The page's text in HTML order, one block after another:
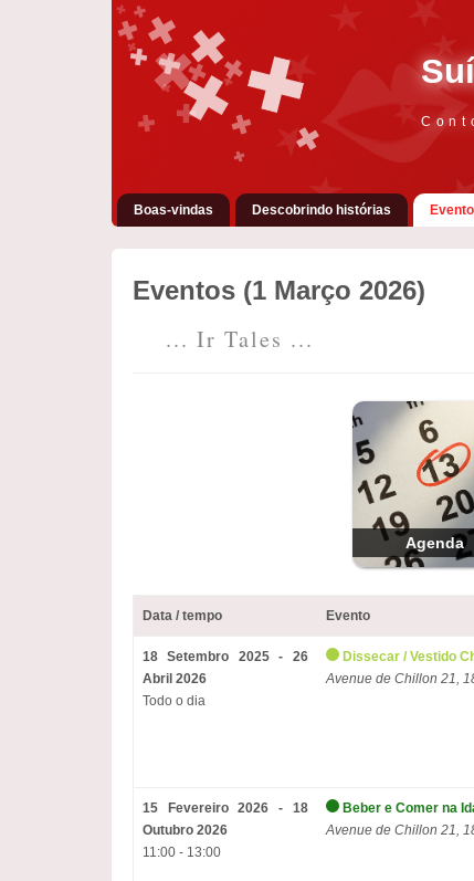
Boas-vindas Descobrindo histórias
Eventos (1 Março 2026)
... Ir Tales ...
Agenda
Data / tempo Evento
18 Setembro 2025 - 26
Abril 2026
Todo o dia
Dissecar / Vestido
Avenue de Chillon 21,
15 Fevereiro 2026 - 18
Outubro 2026
11:00 - 13:00
Beber e Comer na
Avenue de Chillon 21,